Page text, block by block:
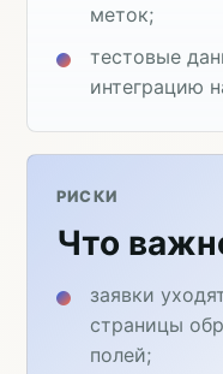
меток;
тестовые
интеграцию
РИСКИ
Что
заявки
страницы
полей;